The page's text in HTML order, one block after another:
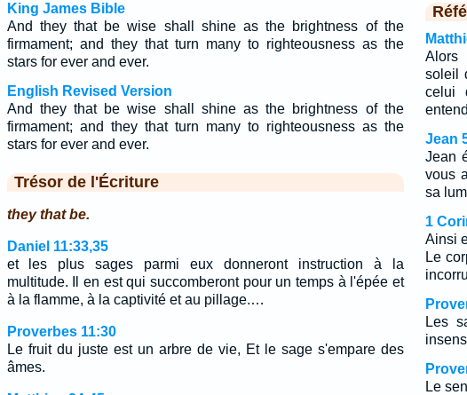
King James Bible
And they that be wise shall shine as the brightness of the
firmament; and they that turn many to righteousness as the
stars for ever and ever.
English Revised Version
And they that be wise shall shine as the brightness of the
firmament; and they that turn many to righteousness as the
stars for ever and ever.
Trésor de l'Écriture
they that be.
Daniel 11:33,35
et les plus sages parmi eux donneront instruction à la
multitude. Il en est qui succomberont pour un temps à l'épée et
à la flamme, à la captivité et au pillage.…
Proverbes 11:30
Le fruit du juste est un arbre de vie, Et le sage s'empare des
âmes.
Alors
soleil
celui
Jean
Jean
vous
sa
1
Ainsi
Le
Les
Le